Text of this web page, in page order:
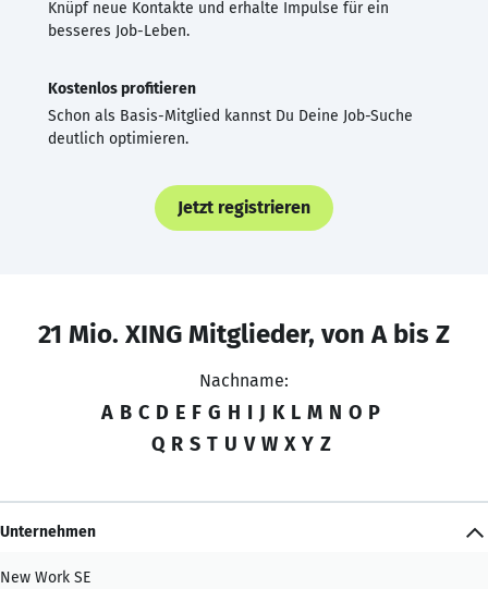
Knüpf neue Kontakte und erhalte Impulse für ein
besseres Job-Leben.
Kostenlos profitieren
Schon als Basis-Mitglied kannst Du Deine Job-Suche
deutlich optimieren.
Jetzt registrieren
21 Mio. XING Mitglieder, von A bis Z
Nachname:
A B C D E F G H I J K L M N O P
Q R S T U V W X Y Z
Unternehmen
New Work SE